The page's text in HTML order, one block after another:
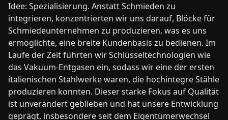
Idee: Spezialisierung. Anstatt Schmieden zu
integrieren, konzentrierten wir uns darauf, Blöcke für
Schmiedeunternehmen zu produzieren, was es uns
ermöglichte, eine breite Kundenbasis zu bedienen. Im
Laufe der Zeit führten wir Schlüsseltechnologien wie
das Vakuum-Entgasen ein, sodass wir eine der ersten
italienischen Stahlwerke waren, die hochintegre Stähle
produzieren konnten. Dieser starke Fokus auf Qualität
ist unverändert geblieben und hat unsere Entwicklung
geprägt, insbesondere seit dem Eigentümerwechsel